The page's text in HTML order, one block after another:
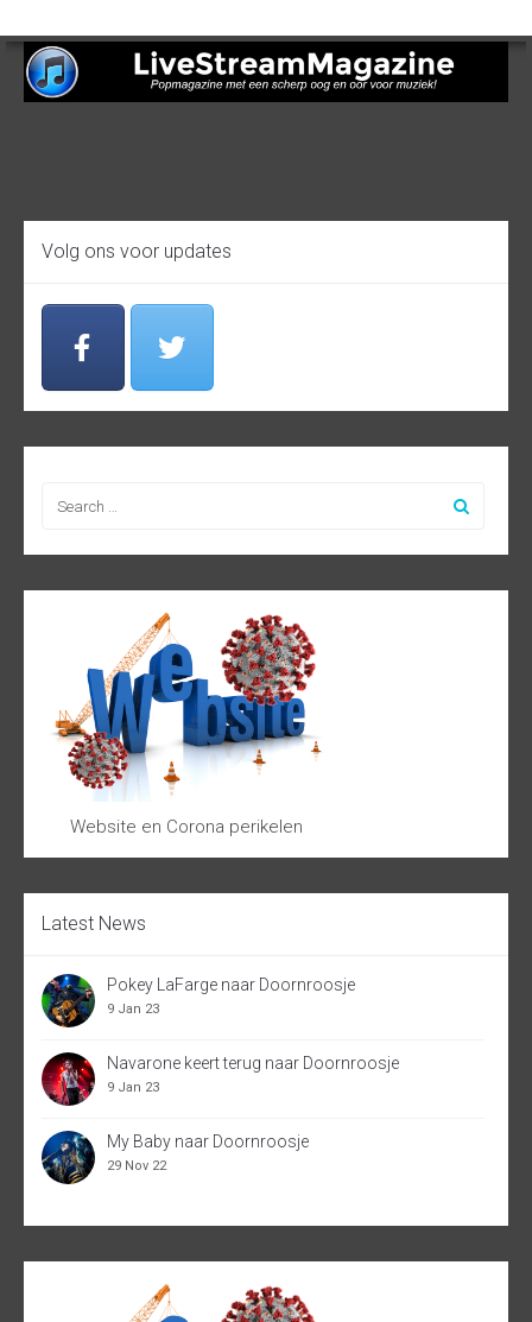
Volg ons voor updates
Website en Corona perikelen
Latest News
Pokey LaFarge naar Doornroosje
9 Jan 23
Navarone keert terug naar Doornroosje
9 Jan 23
My Baby naar Doornroosje
29 Nov 22